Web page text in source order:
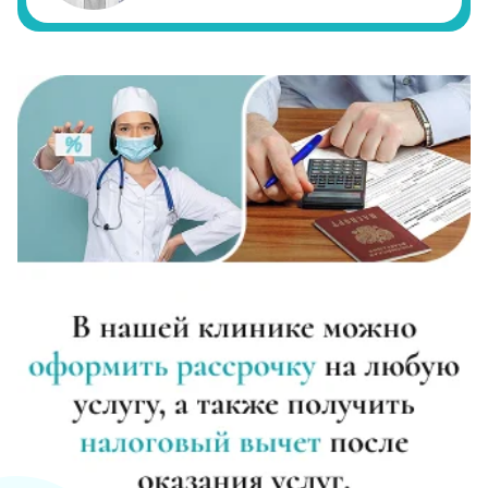
от 25 000 ₽ Записаться
Метод Шичко
от 3 000 ₽ Записаться
Частный вытрезвитель
Вшивание от алкоголизма (ампула)
от 5 000 ₽ Записаться
Лечение хронического алкоголизма
от 3 500 ₽/сутки Записаться